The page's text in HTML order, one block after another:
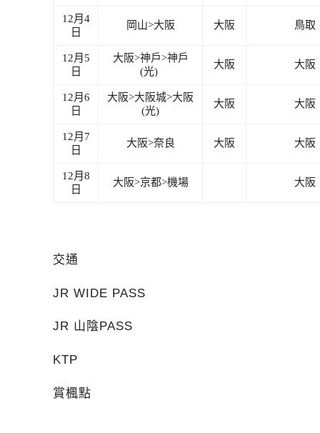
12月4
日
岡山>大阪 大阪 鳥取
12月5
日
大阪>神戶>神戶
(光)
大阪 大阪
12月6
日
大阪>大阪城>大阪
(光)
大阪 大阪
12月7
日
大阪>奈良 大阪 大阪
12月8
日
大阪>京都>機場 大阪
交通
JR WIDE PASS
JR 山陰PASS
KTP
賞楓點